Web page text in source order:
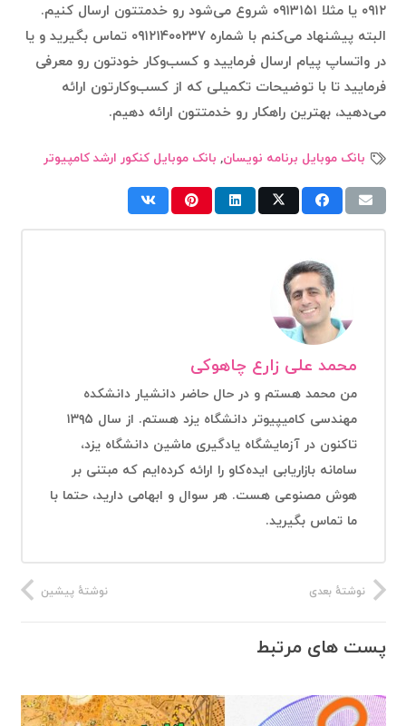
۰۹۱۲ یا مثلا ۰۹۱۳۱۵۱ شروع می‌شود رو خدمتتون ارسال کنیم.
البته پیشنهاد می‌کنم با شماره ۰۹۱۲۱۴۰۰۲۳۷ تماس بگیرید و یا
در واتساپ پیام ارسال فرمایید و کسب‌وکار خودتون رو معرفی
فرمایید تا با توضیحات تکمیلی که از کسب‌وکارتون ارائه
می‌دهید، بهترین راهکار رو خدمتتون ارائه دهیم.
بانک موبایل برنامه نویسان, بانک موبایل کنکور ارشد کامپیوتر
محمد علی زارع چاهوکی
من محمد هستم و در حال حاضر دانشیار دانشکده
مهندسی کامیپیوتر دانشگاه یزد هستم. از سال ۱۳۹۵
تاکنون در آزمایشگاه یادگیری ماشین دانشگاه یزد،
سامانه بازاریابی ایده‌کاو را ارائه کرده‌ایم که مبتنی بر
هوش مصنوعی هست. هر سوال و ابهامی دارید، حتما با
ما تماس بگیرید.
نوشتهٔ پیشین نوشتهٔ بعدی
پست های مرتبط